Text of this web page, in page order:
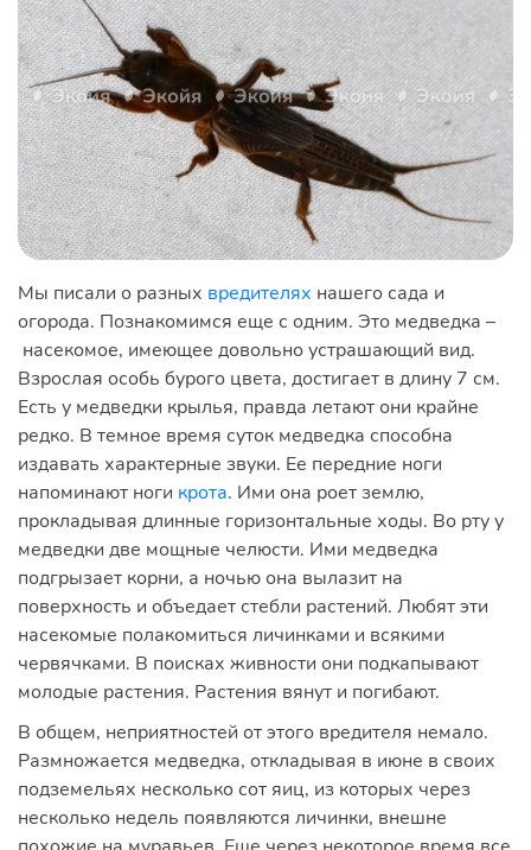
Мы писали о разных вредителях нашего сада и
огорода. Познакомимся еще с одним. Это медведка –
насекомое, имеющее довольно устрашающий вид.
Взрослая особь бурого цвета, достигает в длину 7 см.
Есть у медведки крылья, правда летают они крайне
редко. В темное время суток медведка способна
издавать характерные звуки. Ее передние ноги
напоминают ноги крота. Ими она роет землю,
прокладывая длинные горизонтальные ходы. Во рту у
медведки две мощные челюсти. Ими медведка
подгрызает корни, а ночью она вылазит на
поверхность и объедает стебли растений. Любят эти
насекомые полакомиться личинками и всякими
червячками. В поисках живности они подкапывают
молодые растения. Растения вянут и погибают.
В общем, неприятностей от этого вредителя немало.
Размножается медведка, откладывая в июне в своих
подземельях несколько сот яиц, из которых через
несколько недель появляются личинки, внешне